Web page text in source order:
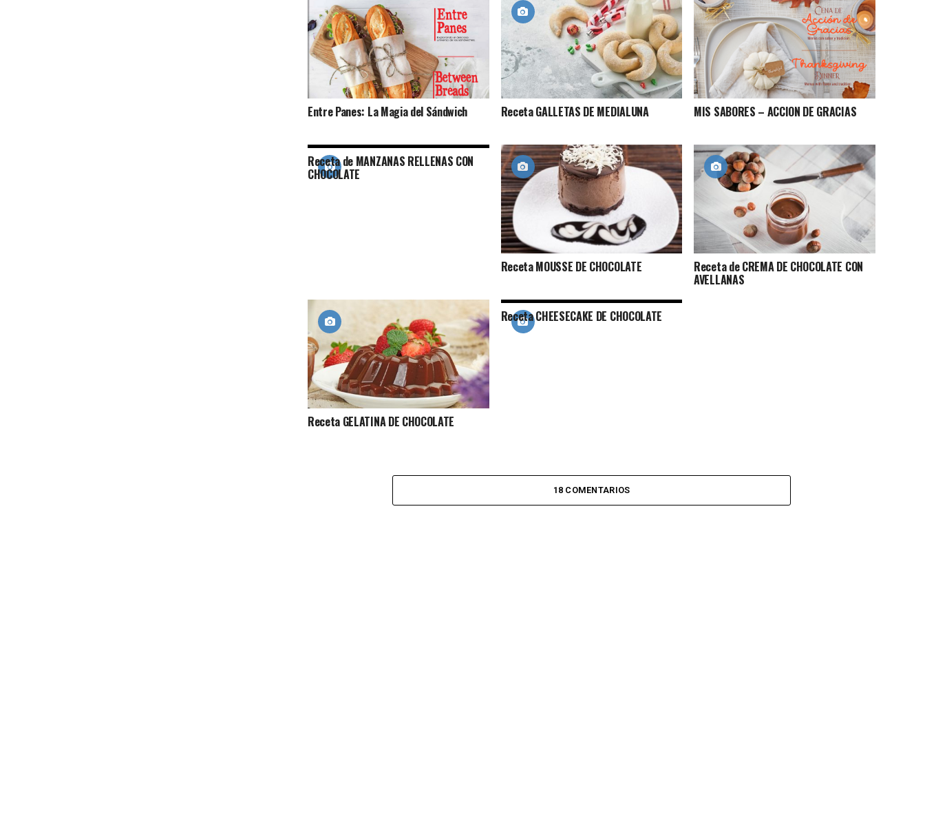
Entre Panes: La Magia del Sándwich Receta GALLETAS DE MEDIALUNA MIS SABORES – ACCION DE GRACIAS
Receta de MANZANAS RELLENAS CON
CHOCOLATE
Receta MOUSSE DE CHOCOLATE Receta de CREMA DE CHOCOLATE CON
AVELLANAS
Receta GELATINA DE CHOCOLATE
Receta CHEESECAKE DE CHOCOLATE
18 COMENTARIOS